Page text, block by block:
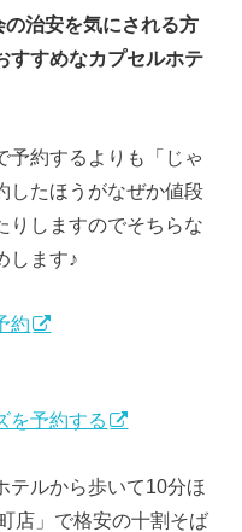
治安を気にされる方
すすめなカプセルホテ
予約するよりも「じゃ
したほうがなぜか値段
りしますのでそちらな
します♪
約
を予約する
テルから歩いて10分ほ
店」で格安の十割そば